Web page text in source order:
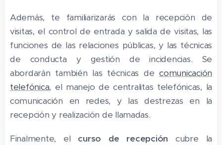
Además, te familiarizarás con la recepción de
visitas, el control de entrada y salida de visitas, las
funciones de las relaciones públicas, y las técnicas
de conducta y gestión de incidencias. Se
abordarán también las técnicas decomunicación
telefónica, el manejo de centralitas telefónicas, la
comunicación en redes, y las destrezas en la
recepción y realización de llamadas.
Finalmente, el curso de recepción cubre la